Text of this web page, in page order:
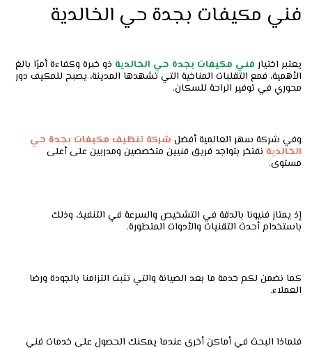
فني مكيفات بجدة حي الخالدية
يعتبر اختيار فني مكيفات بجدة حي الخالدية ذو خبرة وكفاءة أمرًا بالغ
الأهمية، فمع التقلبات المناخية التي تشهدها المدينة، يصبح للمكيف دور
محوري في توفير الراحة للسكان.
وفي شركة سهر العالمية أفضل شركة تنظيف مكيفات بجدة حي
الخالدية نفتخر بتواجد فريق فنيين متخصصين ومدربين على أعلى
مستوى.
إذ يمتاز فنيونا بالدقة في التشخيص والسرعة في التنفيذ، وذلك
باستخدام أحدث التقنيات والأدوات المتطورة.
كما نضمن لكم خدمة ما بعد الصيانة والتي تثبت التزامنا بالجودة ورضا
العملاء.
فلماذا البحث في أماكن أخرى عندما يمكنك الحصول على خدمات فني